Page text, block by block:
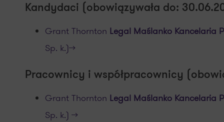
Kandydaci (obowiązywała do:
Grant Thornton Legal Maślanko Kancelaria
Sp. k.)>>
Pracownicy i współpracownicy
Grant Thornton Legal Maślanko Kancelaria
Sp. k.) >>